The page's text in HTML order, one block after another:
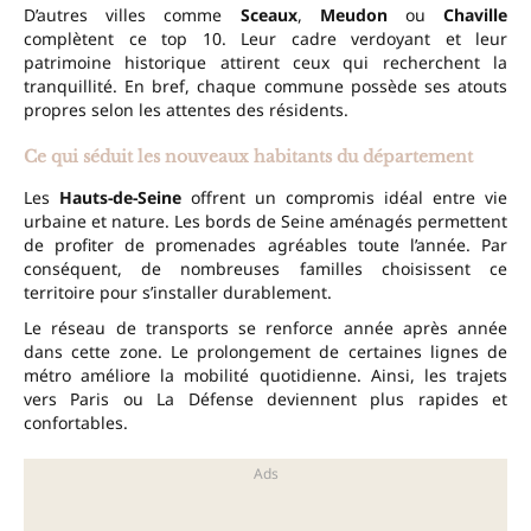
D’autres villes comme Sceaux, MeudonouChaville
complètent ce top 10. Leur cadre verdoyant et leur
patrimoine historique attirent ceux qui recherchent la
tranquillité. En bref, chaque commune possède ses atouts
propres selon les attentes des résidents.
Ce qui séduit les nouveaux habitants du département
Les Hauts-de-Seine offrent un compromis idéal entre vie
urbaine et nature. Les bords de Seine aménagés permettent
de profiter de promenades agréables toute l’année. Par
conséquent, de nombreuses familles choisissent ce
territoire pour s’installer durablement.
Le réseau de transports se renforce année après année
dans cette zone. Le prolongement de certaines lignes de
métro améliore la mobilité quotidienne. Ainsi, les trajets
vers Paris ou La Défense deviennent plus rapides et
confortables.